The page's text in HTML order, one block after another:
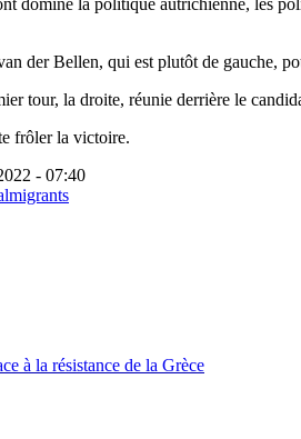
dominé la politique autrichienne, les
der Bellen, qui est plutôt de gauche,
tour, la droite, réunie derrière le
frôler la victoire.
- 07:40
migrants
à la résistance de la Grèce